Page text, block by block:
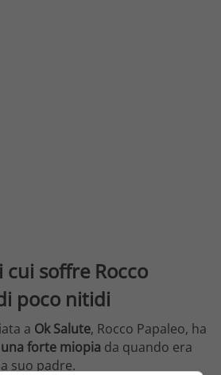
cui soffre Rocco
poco nitidi
a Ok Salute, Rocco Papaleo, ha
forte miopia da quando era
suo padre.